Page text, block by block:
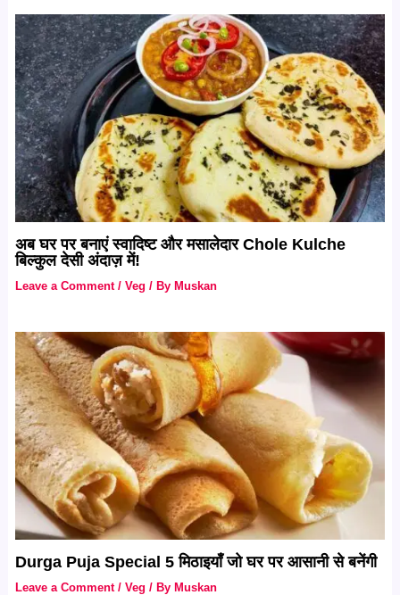
अब घर पर बनाएं स्वादिष्ट और मसालेदार Chole Kulche
बिल्कुल देसी अंदाज़ में!
Leave a Comment /Veg / By Muskan
Durga Puja Special 5 मिठाइयाँ जो घर पर आसानी से बनेंगी
Leave a Comment /Veg / By Muskan